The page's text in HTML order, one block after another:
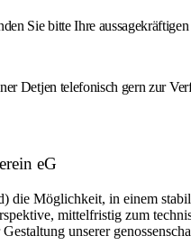
Sie bitte Ihre
Detjen telefonisch gern zur
eG
Möglichkeit, in einem
mittelfristig zum
unserer